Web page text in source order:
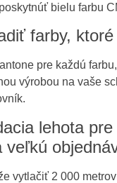
bielu farbu
farby,
pre každú
výrobou na vaše
lehota pre
veľkú
vytlačiť 2 000